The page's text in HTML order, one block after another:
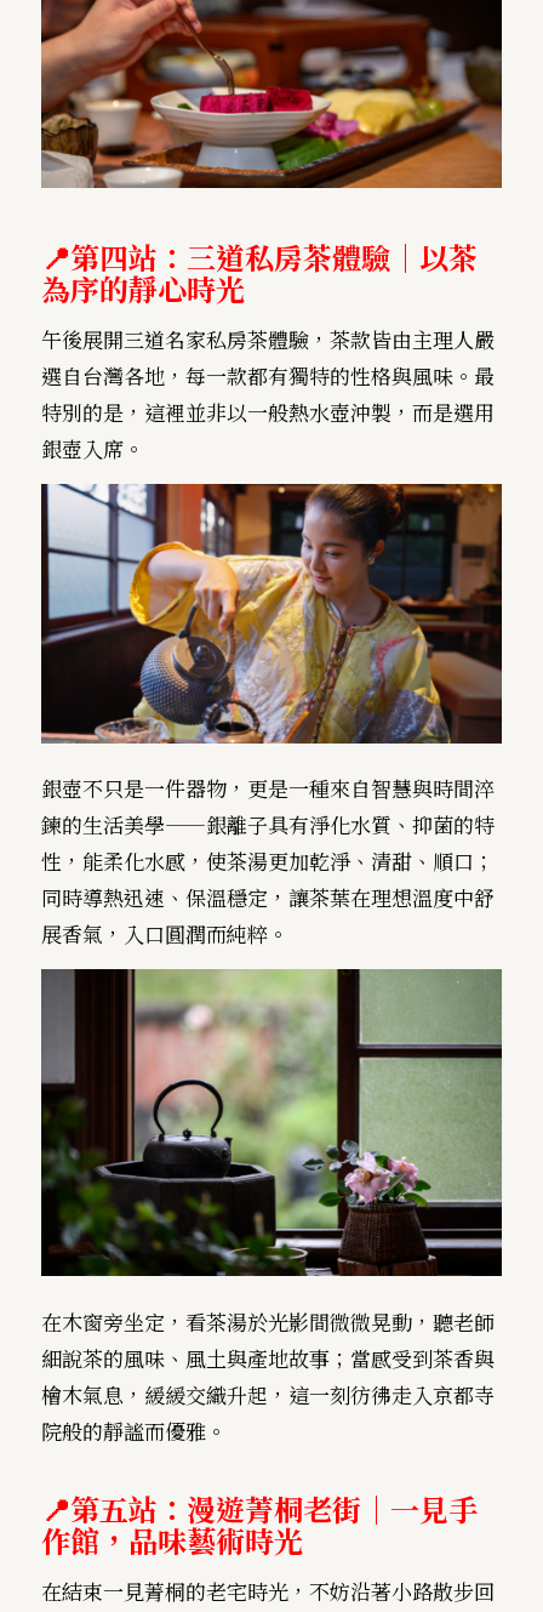
📍第四站：三道私房茶體驗｜以茶
為序的靜心時光
午後展開三道名家私房茶體驗，茶款皆由主理人嚴
選自台灣各地，每一款都有獨特的性格與風味。最
特別的是，這裡並非以一般熱水壺沖製，而是選用
銀壺入席。
銀壺不只是一件器物，更是一種來自智慧與時間淬
鍊的生活美學——銀離子具有淨化水質、抑菌的特
性，能柔化水感，使茶湯更加乾淨、清甜、順口；
同時導熱迅速、保溫穩定，讓茶葉在理想溫度中舒
展香氣，入口圓潤而純粹。
在木窗旁坐定，看茶湯於光影間微微晃動，聽老師
細說茶的風味、風土與產地故事；當感受到茶香與
檜木氣息，緩緩交織升起，這一刻彷彿走入京都寺
院般的靜謐而優雅。
📍第五站：漫遊菁桐老街｜一見手
作館，品味藝術時光
在結束一見菁桐的老宅時光，不妨沿著小路散步回